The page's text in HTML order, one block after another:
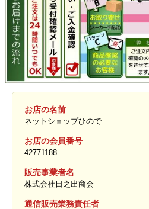
お店の名前
ネットショップひので
お店の会員番号
42771188
販売事業者名
株式会社日之出商会
通信販売業務責任者